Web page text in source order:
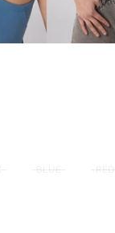
BLUE RED